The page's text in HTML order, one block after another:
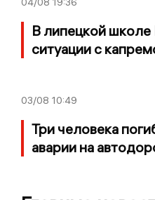
В липецкой
ситуации с
03/08 10:49
Три человека
аварии на